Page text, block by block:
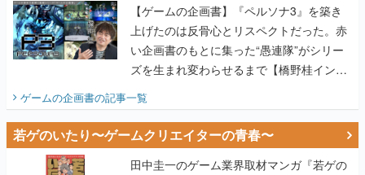
【ゲームの企画書】『ペルソナ3』を築き
上げたのは反骨心とリスペクトだった。赤
い企画書のもとに集った“愚連隊”がシリー
ズを生まれ変わらせるまで【橋野桂インタ
ビュー】
ゲームの企画書の記事一覧
若ゲのいたり〜ゲームクリエイターの青春〜
田中圭一のゲーム業界取材マンガ『若ゲの